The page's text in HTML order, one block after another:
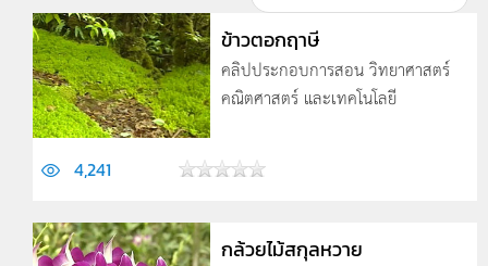
ข้าวตอกฤาษี
คลิปประกอบการสอน วิทยาศาสตร์
คณิตศาสตร์ และเทคโนโลยี
4,241
กล้วยไม้สกุลหวาย